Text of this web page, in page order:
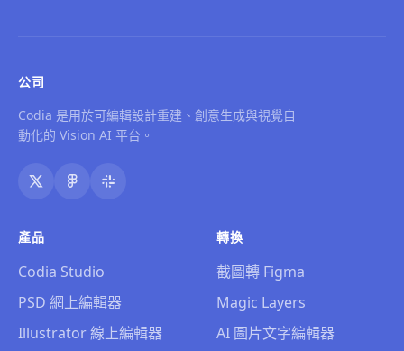
公司
Codia 是用於可編輯設計重建、創意生成與視覺自
動化的 Vision AI 平台。
產品
Codia Studio
PSD 網上編輯器
Illustrator 線上編輯器
轉換
截圖轉 Figma
Magic Layers
AI 圖片文字編輯器